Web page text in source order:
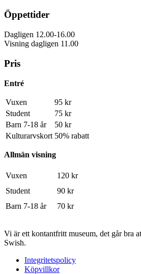
Öppettider
Dagligen 12.00-16.00
Visning dagligen 11.00
Pris
Entré
Vuxen
95 kr
Student
75 kr
Barn 7-18 år
50 kr
Kulturarvskort 50% rabatt
Allmän visning
Vuxen
120 kr
Student
90 kr
Barn 7-18 år
70 kr
Vi är ett kontantfritt museum, det går bra
Swish.
Integritetspolicy
Köpvillkor